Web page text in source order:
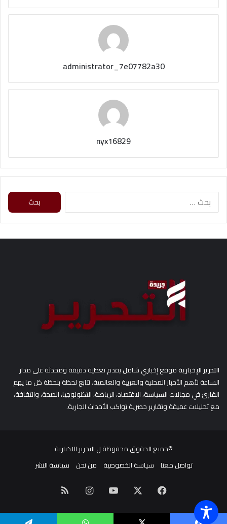
administrator_7e07782a30
nyx16829
ث
التحرير الإخباريةموقع إخباري شامل يقدم تغطية دقيقة ومحدثة على مدار
الساعة لأهم الأخبار المحلية والعربية والعالمية. نتابع لحظة بلحظة كل ما يهم
القارئ في مجالات السياسة، الاقتصاد، الرياضة، التكنولوجيا، الصحة، والثقافة،
مع تحليلات عميقة وتقارير حصرية تواكب الأحداث الجارية.
©جميع الحقوق محفوظة ل التحرير الاخبارية
تواصل معنا
سياسة الخصوصية من نحن سياسة النشر
فيسبوك ‫YouTube انستقرام
الموقع